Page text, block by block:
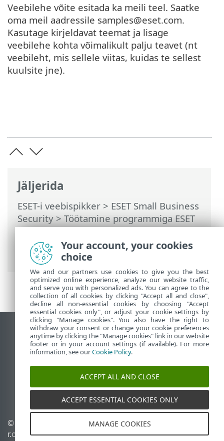
Jäljerida
ESET-i veebispikker > ESET Small Business
Security>Töötamine programmiga ESET
Small Business Security>Häälestus>
Interneti-kaitse > Andmepüügivastane
kaitse
Veebilehe võite esitada ka meili teel. Saatke
oma meil aadressile samples@eset.com.
Kasutage kirjeldavat teemat ja lisage
veebilehe kohta võimalikult palju teavet (nt
veebileht, mis sellele viitas, kuidas te sellest
kuulsite jne).
Vaata tavaarvutile mõeldud veebilehte
End of Life
ESET-i teabebaas
ESET Status Portal
Piirkondlik tugi
© 1992 - 2026 ESET, spol. s
r.o. – kõik õigused on
Küpsisepoliitika
Your account, your cookies
choice
We and our partners use cookies to give you the best
optimized online experience, analyze our website traffic,
and serve you with personalized ads. You can agree to the
collection of all cookies by clicking "Accept all and close",
decline all non-essential cookies by choosing "Accept
essential cookies only", or adjust your cookie settings by
clicking "Manage cookies". You also have the right to
withdraw your consent or change your cookie preferences
anytime by clicking the "Manage cookies" link in our website
footer or in your account settings (if available). For more
information, see ourCookie Policy.
ACCEPT ALL AND CLOSE
ACCEPT ESSENTIAL COOKIES ONLY
MANAGE COOKIES